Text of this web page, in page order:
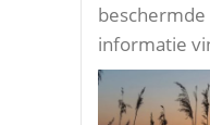
informatie